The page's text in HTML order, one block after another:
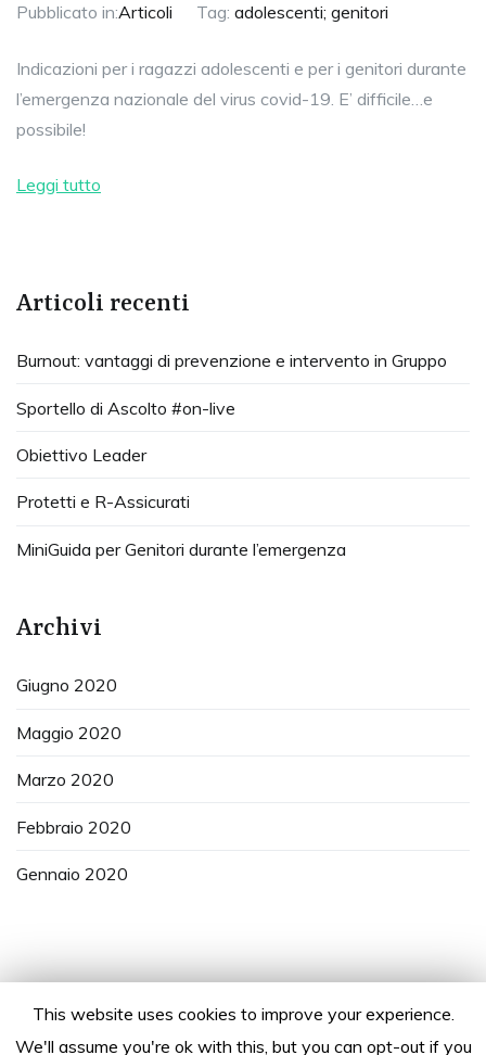
Pubblicato in:Articoli Tag: adolescenti; genitori
Indicazioni per i ragazzi adolescenti e per i genitori durante
l’emergenza nazionale del virus covid-19. E’ difficile…e
possibile!
Leggi tutto
Articoli recenti
Burnout: vantaggi di prevenzione e intervento in Gruppo
Sportello di Ascolto #on-live
Obiettivo Leader
Protetti e R-Assicurati
MiniGuida per Genitori durante l’emergenza
Archivi
Giugno 2020
Maggio 2020
Marzo 2020
Febbraio 2020
Gennaio 2020
This website uses cookies to improve your experience.
We'll assume you're ok with this, but you can opt-out if you